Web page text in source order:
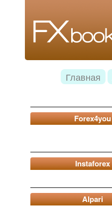
Главная
Forex4you
Instaforex
Alpari